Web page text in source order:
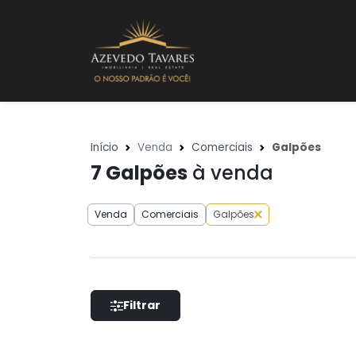
Início Venda Comerciais Galpões
7 Galpões à venda
Venda Comerciais Galpões
Filtrar